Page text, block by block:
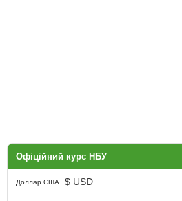
Офіційний курс НБУ
Доллар США $ USD